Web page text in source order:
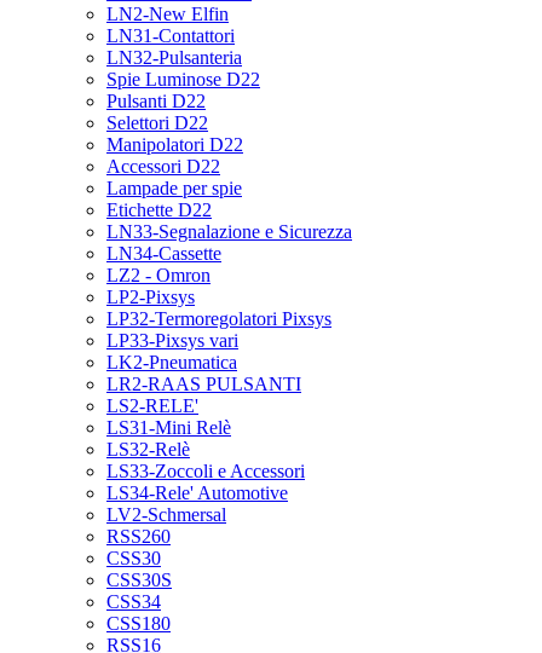
LN2-New Elfin
LN31-Contattori
LN32-Pulsanteria
Spie Luminose D22
Pulsanti D22
Selettori D22
Manipolatori D22
Accessori D22
Lampade per spie
Etichette D22
LN33-Segnalazione e Sicurezza
LN34-Cassette
LZ2 - Omron
LP2-Pixsys
LP32-Termoregolatori Pixsys
LP33-Pixsys vari
LK2-Pneumatica
LR2-RAAS PULSANTI
LS2-RELE'
LS31-Mini Relè
LS32-Relè
LS33-Zoccoli e Accessori
LS34-Rele' Automotive
LV2-Schmersal
RSS260
CSS30
CSS30S
CSS34
CSS180
RSS16